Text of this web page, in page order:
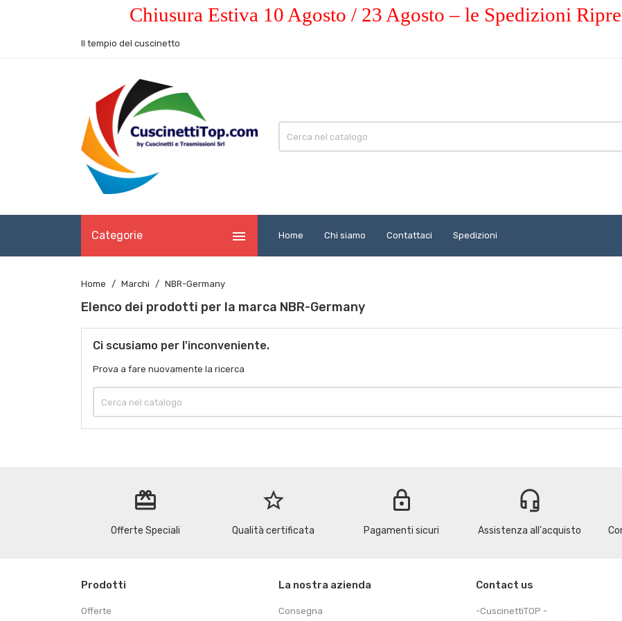
Chiusura Estiva 10 Agosto / 23 Agosto – le Spedizioni
Il tempio del cuscinetto
Categorie  Home Chi siamo Contattaci Spedizioni
Home Marchi NBR-Germany
Elenco dei prodotti per la marca NBR-Germany
Ci scusiamo per l'inconveniente.
Prova a fare nuovamente la ricerca
redeem
Offerte Speciali
star_border
Qualità certificata
lock
Pagamenti sicuri
headset_mic
Assistenza all'acquisto
Prodotti
Offerte
La nostra azienda
Consegna
Contact us
-CuscinettiTOP -